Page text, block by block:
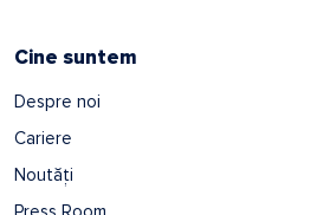
Cine suntem
Despre noi
Cariere
Noutăți